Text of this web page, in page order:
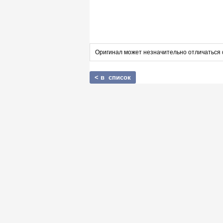
Оригинал может незначительно отличаться
< в список